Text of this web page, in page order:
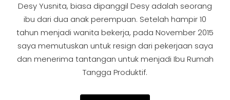
Desy Yusnita, biasa dipanggil Desy adalah seorang
ibu dari dua anak perempuan. Setelah hampir 10
tahun menjadi wanita bekerja, pada November 2015
saya memutuskan untuk resign dari pekerjaan saya
dan menerima tantangan untuk menjadi Ibu Rumah
Tangga Produktif.